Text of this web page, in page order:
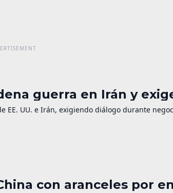
guerra en Irán y
EE. UU. e Irán, exigiendo diálogo durante
con aranceles por